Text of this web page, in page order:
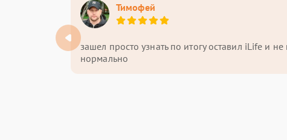
Тимофей
зашел просто узнать по итогу оставил iLife и
нормально